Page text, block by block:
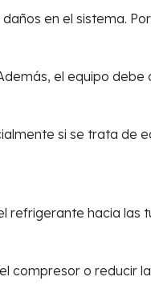
en el sistema.
el equipo debe
si se trata de
refrigerante hacia las
compresor o reducir